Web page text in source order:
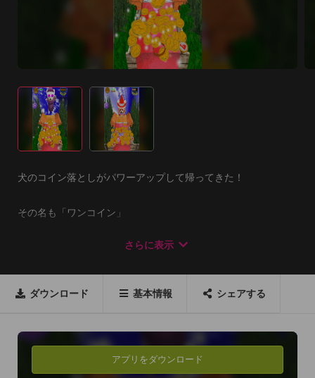
犬のコイン落としがパワーアップして帰ってきた！
その名も「ワンコイン」
フィーバー時に７コインを落とすと
コンボ時はワンコの踊りも変化するよ
アバターを集めていくとコインを集めやすくなるよ
さらに表示
ダウンロード 基本情報 シェアする
アプリをダウンロード